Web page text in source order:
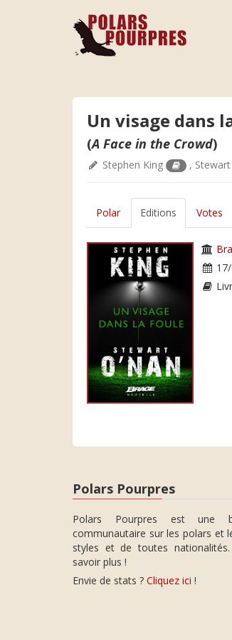
Un visage dans
(A Face in the Crowd)
Stephen King ,
Polar Editions Votes
Polars Pourpres
Polars Pourpres est une
communautaire sur les polars et
styles et de toutes
savoir plus !
Envie de stats ? Cliquez ici !